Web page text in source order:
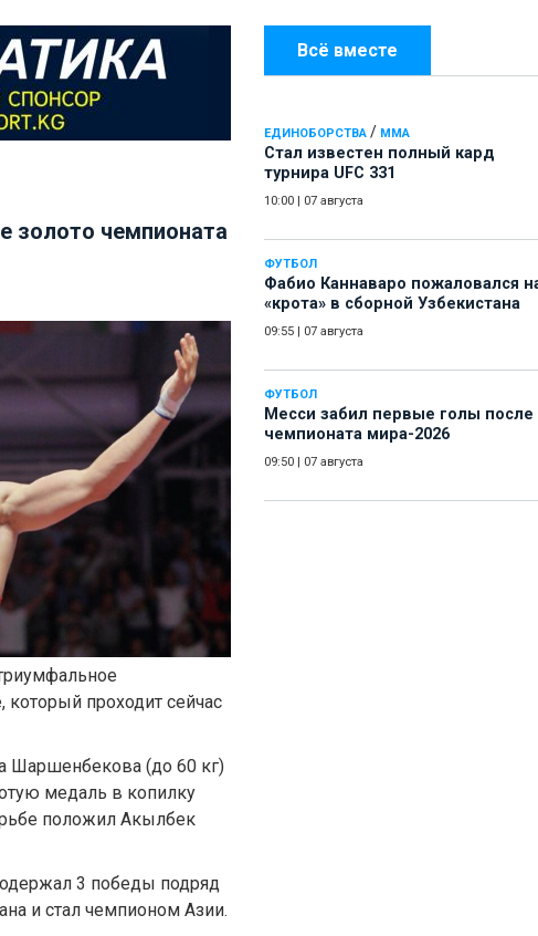
Всё вместе
ЕДИНОБОРСТВА / ММА
Стал известен полный кард
турнира UFC 331
10:00 07 августа
ФУТБОЛ
Фабио Каннаваро пожаловался
«крота» в сборной Узбекистана
09:55 07 августа
ФУТБОЛ
Месси забил первые голы после
чемпионата мира-2026
09:50 07 августа
золото чемпионата
который проходит сейчас
Шаршенбекова (до 60 кг)
медаль в копилку
положил Акылбек
3 победы подряд
и стал чемпионом Азии.